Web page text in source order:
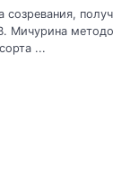
созревания,
Мичурина
...